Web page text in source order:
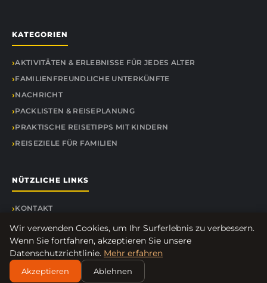
KATEGORIEN
AKTIVITÄTEN & ERLEBNISSE FÜR JEDES ALTER
FAMILIENFREUNDLICHE UNTERKÜNFTE
NACHRICHT
PACKLISTEN & REISEPLANUNG
PRAKTISCHE REISETIPPS MIT KINDERN
REISEZIELE FÜR FAMILIEN
NÜTZLICHE LINKS
KONTAKT
© 2026 Kiddyreisen.de. Alle Rechte vorbehalten.
Über uns
Impressum Datenschutz
Wir verwenden Cookies, um Ihr Surferlebnis zu verbessern.
Wenn Sie fortfahren, akzeptieren Sie unsere
Datenschutzrichtlinie. Mehr erfahren
Akzeptieren Ablehnen